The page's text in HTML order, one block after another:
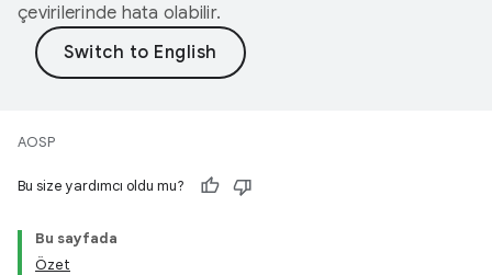
çevirilerinde hata olabilir.
AOSP
Bu size yardımcı oldu mu?
Bu sayfada
Özet